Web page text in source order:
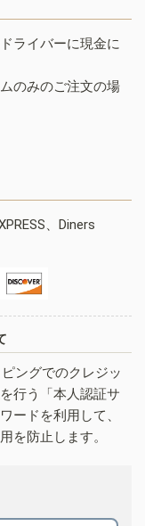
ライバーに現金に
のみのご注文の場
、Diners
ングでのクレジッ
行う「本人認証サ
ードを利用して、
を防止します。